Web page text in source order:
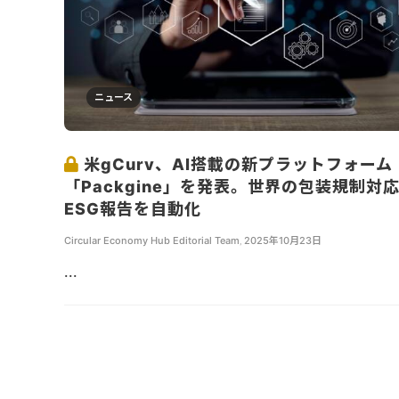
ニュース
米gCurv、AI搭載の新プラットフォーム
「Packgine」を発表。世界の包装規制対
ESG報告を自動化
Circular Economy Hub Editorial Team 2025年10月23日
...